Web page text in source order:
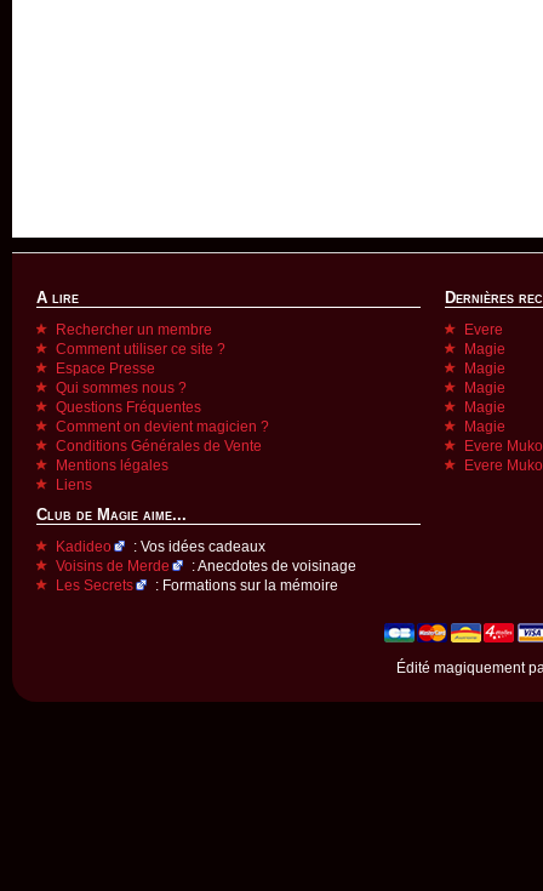
A lire
Rechercher un membre
Comment utiliser ce site ?
Espace Presse
Qui sommes nous ?
Questions Fréquentes
Comment on devient magicien ?
Conditions Générales de Vente
Mentions légales
Liens
Club de Magie aime...
Kadideo
: Vos idées cadeaux
Voisins de Merde
: Anecdotes de voisinage
Les Secrets
: Formations sur la mémoire
Dernières
Evere
Magie
Magie
Magie
Magie
Magie
Evere
Evere
Édité magiquement